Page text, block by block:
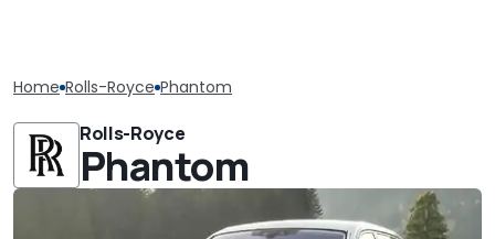
Home Rolls-Royce Phantom
Rolls-Royce
Phantom